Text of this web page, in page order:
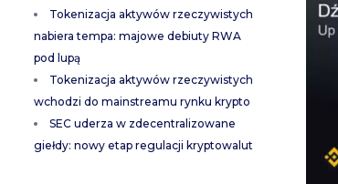
Tokenizacja aktywów rzeczywistych
nabiera tempa: majowe debiuty RWA
pod lupą
Tokenizacja aktywów rzeczywistych
wchodzi do mainstreamu rynku krypto
SEC uderza w zdecentralizowane
giełdy: nowy etap regulacji kryptowalut